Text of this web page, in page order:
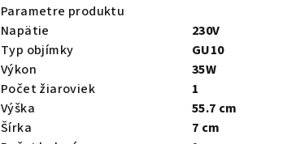
Parametre produktu
Napätie
230V
Typ objímky
GU10
Výkon
35W
Počet žiaroviek
1
Výška
55.7 cm
Šírka
7 cm